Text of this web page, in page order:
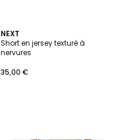
NEXT
Short en jersey texturé à
nervures
35,00 €